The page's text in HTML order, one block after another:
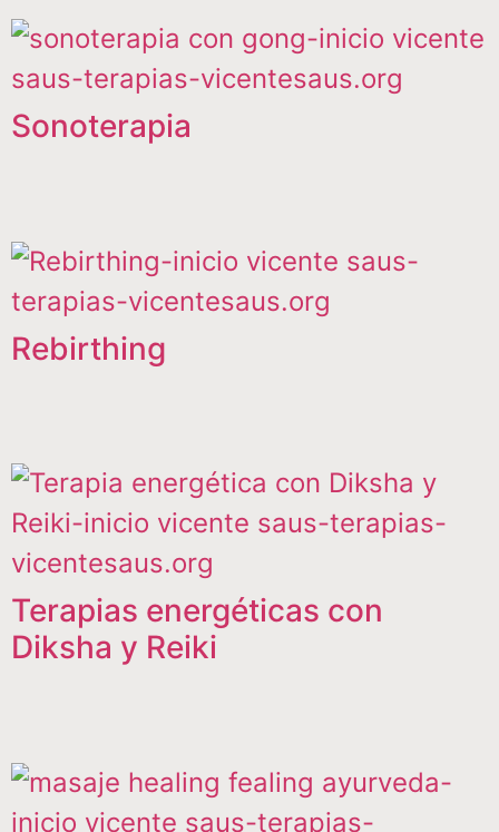
Sonoterapia
Rebirthing
Terapias energéticas con
Diksha y Reiki